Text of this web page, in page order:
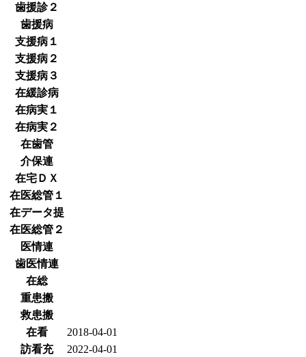
歯援診２
歯援病
支援病１
支援病２
支援病３
在緩診病
在病実１
在病実２
在歯管
介保連
在宅ＤＸ
在医総管１
在データ提
在医総管２
医情連
歯医情連
在総
重患搬
救患搬
在看
2018-04-01
訪看充
2022-04-01